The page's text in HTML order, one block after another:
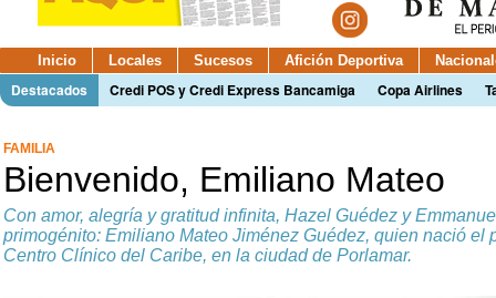
Inicio Locales Sucesos Afición Deportiva
Destacados Credi POS y Credi Express Bancamiga Copa Airlines
FAMILIA
Bienvenido, Emiliano Mateo
Con amor, alegría y gratitud infinita, Hazel Guédez y
primogénito: Emiliano Mateo Jiménez Guédez, quien nació el
Centro Clínico del Caribe, en la ciudad de Porlamar.